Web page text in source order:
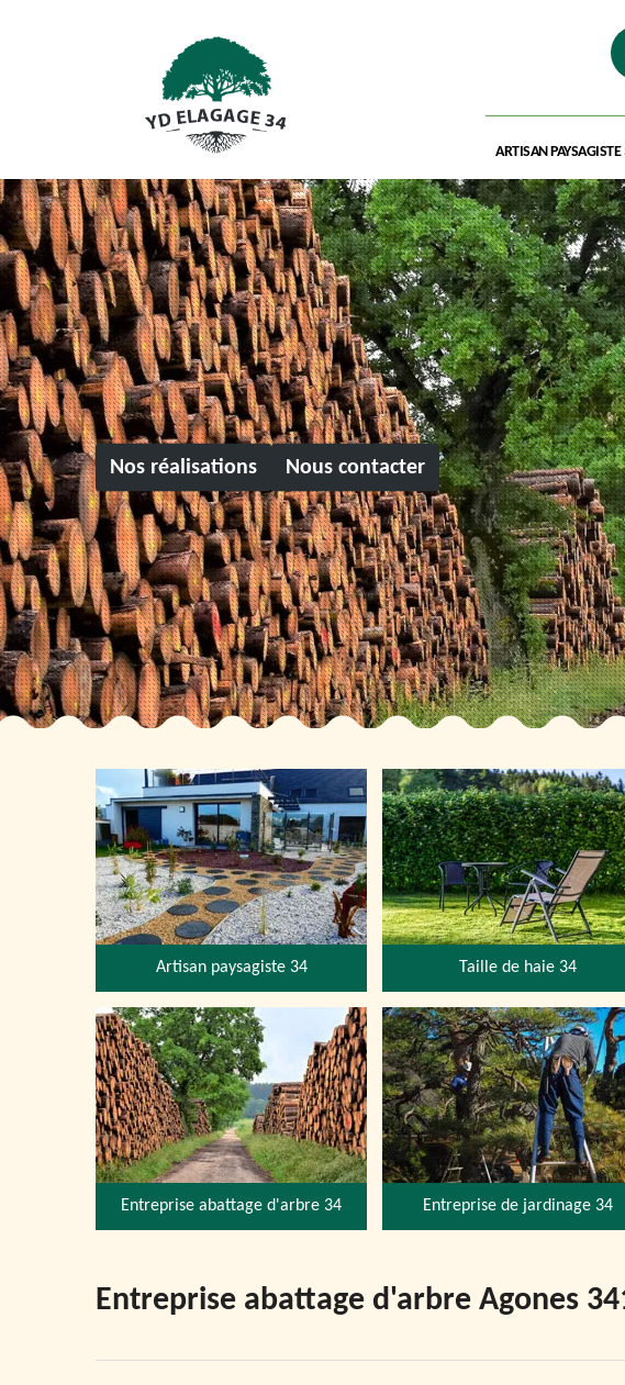
ARTISAN PAYSAGISTE
Nos réalisations Nous contacter
Artisan paysagiste 34 Taille de haie 34
Entreprise abattage d'arbre 34 Entreprise de jardinage 34
Entreprise abattage d'arbre Agones